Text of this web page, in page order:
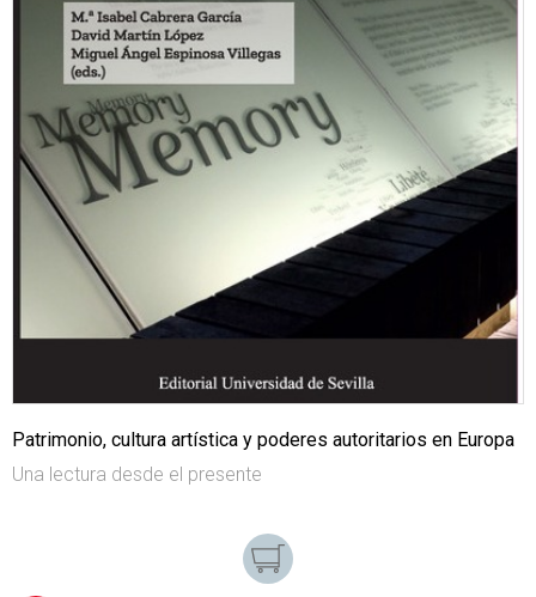
Patrimonio, cultura artística y poderes autoritarios en Europa
Una lectura desde el presente